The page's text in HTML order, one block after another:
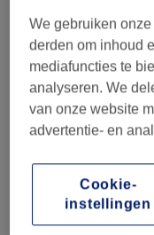
Maandag
Dinsdag
Woensdag
Donderdag
Vrijdag
Zaterdag
Zondag
Welcome to
We gebruiken
derden om inhoud
mediafuncties te
analyseren. We
van onze website
advertentie- en
Cookie-
instellingen